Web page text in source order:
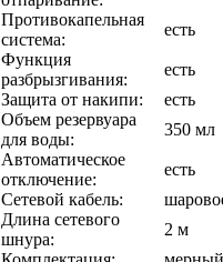
Противокапельная
система:
есть
Функция
разбрызгивания:
есть
Защита от накипи:
есть
Объeм резервуара
для воды:
350 мл
Автоматическое
отключение:
есть
Сетевой кабель:
Длина сетевого
шнура:
2 м